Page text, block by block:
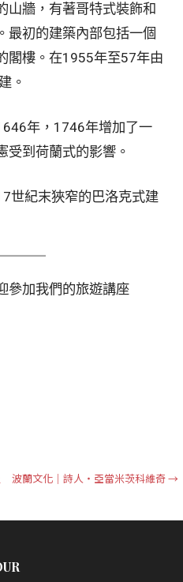
山牆，有著哥特式裝飾和
最初的建築內部包括一個
閣樓。在1955年至57年由
。
年，1746年增加了一
受到荷蘭式的影響。
世紀末狹窄的巴洛克式建
參加我們的旅遊講座
波蘭文化｜詩人‧亞當米茨科維奇 →